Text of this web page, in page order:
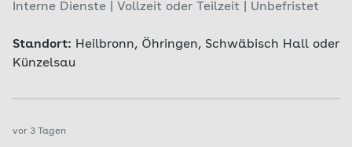
Interne Dienste | Vollzeit oder Teilzeit | Unbefristet
Standort: Heilbronn, Öhringen, Schwäbisch Hall oder
Künzelsau
vor 3 Tagen